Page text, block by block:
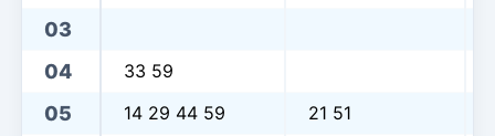
03
04
33 59
05 14 29 44 59 21 51